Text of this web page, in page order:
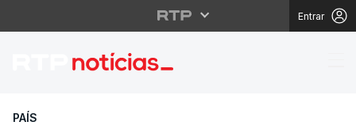
Entrar
Verão começa na
PAÍS